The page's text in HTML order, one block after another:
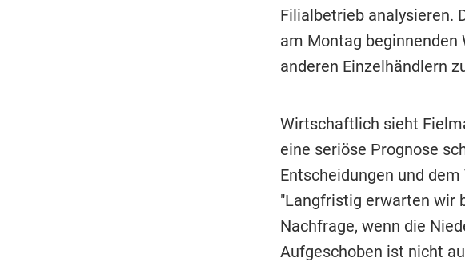
Filialbetrieb analysieren.
am Montag
anderen Einzelhändlern
Wirtschaftlich sieht
eine seriöse Prognose
Entscheidungen und
"Langfristig erwarten wir
Nachfrage, wenn die
Aufgeschoben ist nicht